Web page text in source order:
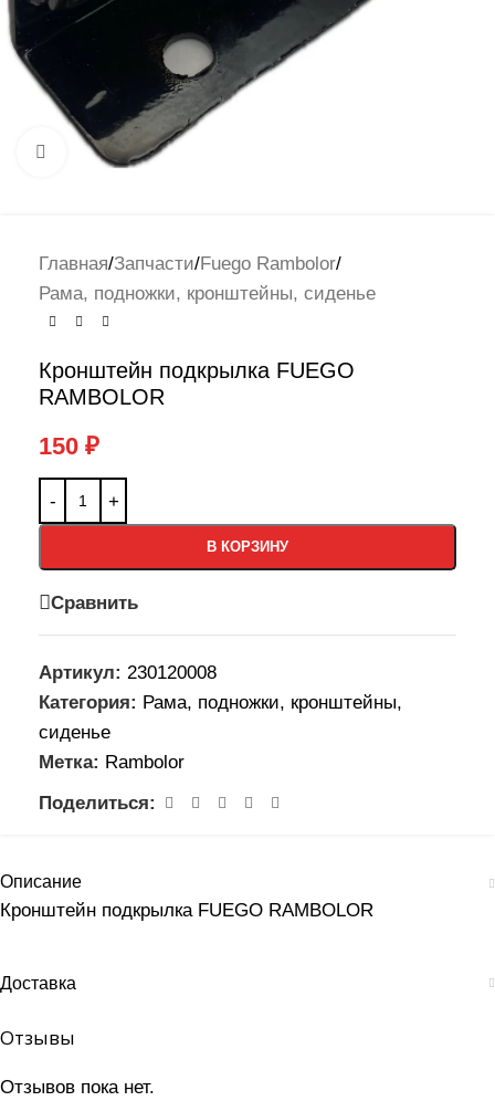
Нажмите, чтобы увеличить
Главная/Запчасти/Fuego Rambolor/
Рама, подножки, кронштейны, сиденье
Кронштейн подкрылка FUEGO
RAMBOLOR
150 ₽
В КОРЗИНУ
Сравнить
Артикул: 230120008
Категория: Рама, подножки, кронштейны,
сиденье
Метка: Rambolor
Поделиться:
Описание
Кронштейн подкрылка FUEGO RAMBOLOR
Доставка
Отзывы
Отзывов пока нет.